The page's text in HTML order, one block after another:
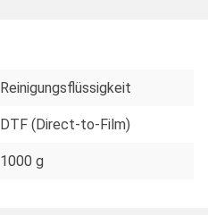
Reinigungsflüssigkeit
DTF (Direct-to-Film)
1000 g